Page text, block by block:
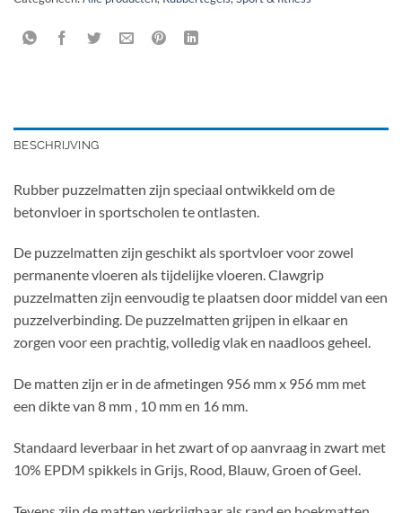
BESCHRIJVING
Rubber puzzelmatten zijn speciaal ontwikkeld om de
betonvloer in sportscholen te ontlasten.
De puzzelmatten zijn geschikt als sportvloer voor zowel
permanente vloeren als tijdelijke vloeren. Clawgrip
puzzelmatten zijn eenvoudig te plaatsen door middel van een
puzzelverbinding. De puzzelmatten grijpen in elkaar en
zorgen voor een prachtig, volledig vlak en naadloos geheel.
De matten zijn er in de afmetingen 956 mm x 956 mm met
een dikte van 8 mm , 10 mm en 16 mm.
Standaard leverbaar in het zwart of op aanvraag in zwart met
10% EPDM spikkels in Grijs, Rood, Blauw, Groen of Geel.